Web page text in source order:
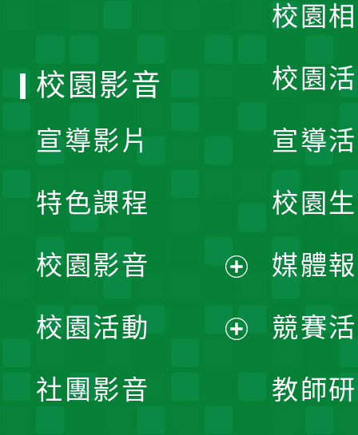
校園
校園
宣導
校園
媒體
競賽
教師
校園影音
宣導影片
特色課程
校園影音
開
校園活動
社團影音